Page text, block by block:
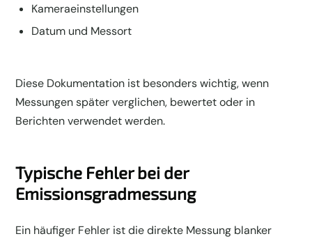
Kameraeinstellungen
Datum und Messort
Diese Dokumentation ist besonders wichtig, wenn
Messungen später verglichen, bewertet oder in
Berichten verwendet werden.
Typische Fehler bei der
Emissionsgradmessung
Ein häufiger Fehler ist die direkte Messung blanker